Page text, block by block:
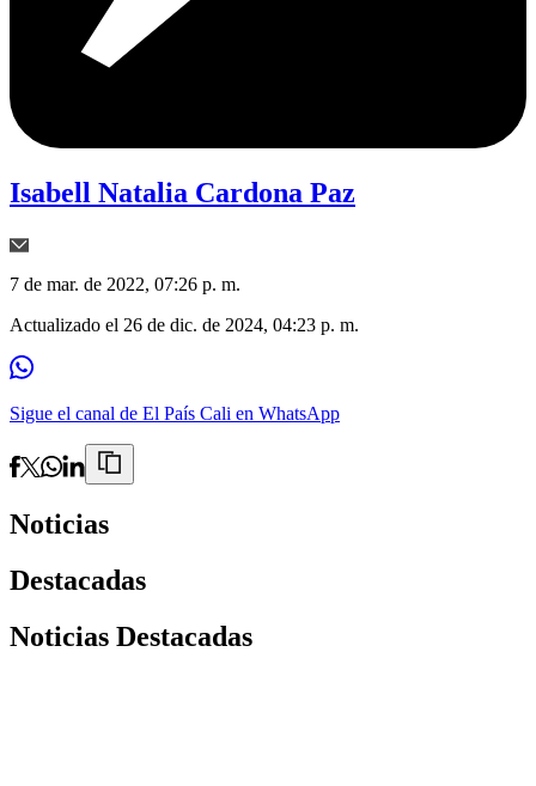
Isabell Natalia Cardona Paz
7 de mar. de 2022, 07:26 p. m.
Actualizado el 26 de dic. de 2024, 04:23 p. m.
Sigue el canal de El País Cali en WhatsApp
Noticias
Destacadas
Noticias Destacadas